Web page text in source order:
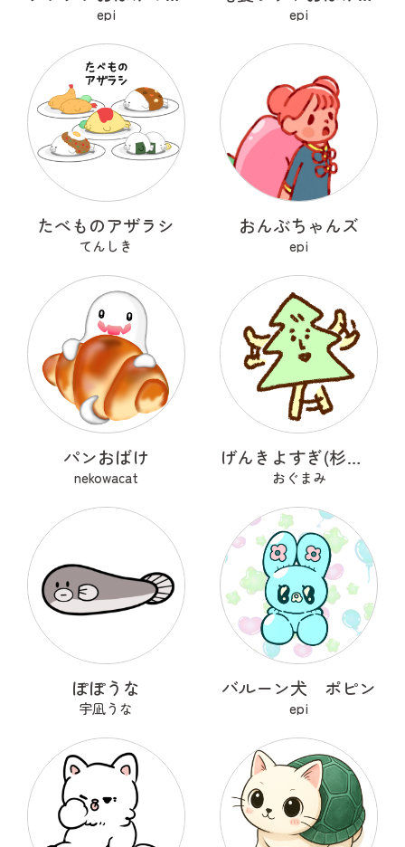
epi epi
たべものアザラシ
てんしき
おんぶちゃんズ
epi
パンおばけ
nekowacat
げんきよすぎ(杉の木)
おぐまみ
ぽぽうな
宇凪うな
バルーン犬 ポピン
epi